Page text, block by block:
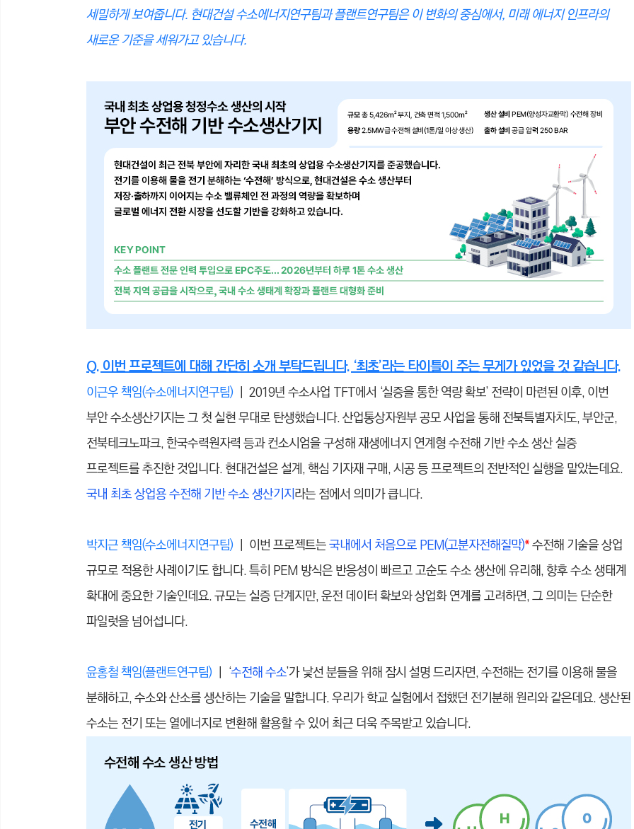
세밀하게 보여줍니다. 현대건설 수소에너지연구팀과 플랜트연구팀은 이 변화의 중심에서, 미래 에너지 인프라의
새로운 기준을 세워가고 있습니다.
Q. 이번 프로젝트에 대해 간단히 소개 부탁드립니다. ‘최초’라는 타이틀이 주는 무게가 있었을 것 같습니다.
이근우 책임(수소에너지연구팀) ｜ 2019년 수소사업 TFT에서 ‘실증을 통한 역량 확보’ 전략이 마련된 이후, 이번
부안 수소생산기지는 그 첫 실현 무대로 탄생했습니다. 산업통상자원부 공모 사업을 통해 전북특별자치도, 부안군,
전북테크노파크, 한국수력원자력 등과 컨소시엄을 구성해 재생에너지 연계형 수전해 기반 수소 생산 실증
프로젝트를 추진한 것입니다. 현대건설은 설계, 핵심 기자재 구매, 시공 등 프로젝트의 전반적인 실행을 맡았는데요.
국내 최초 상업용 수전해 기반 수소 생산기지라는 점에서 의미가 큽니다.
박지근 책임(수소에너지연구팀) ｜ 이번 프로젝트는국내에서 처음으로 PEM(고분자전해질막)*수전해 기술을 상업
규모로 적용한 사례이기도 합니다. 특히 PEM 방식은 반응성이 빠르고 고순도 수소 생산에 유리해, 향후 수소 생태계
확대에 중요한 기술인데요. 규모는 실증 단계지만, 운전 데이터 확보와 상업화 연계를 고려하면, 그 의미는 단순한
파일럿을 넘어섭니다.
윤홍철 책임(플랜트연구팀) ｜ ‘수전해 수소’가 낯선 분들을 위해 잠시 설명 드리자면, 수전해는 전기를 이용해 물을
분해하고, 수소와 산소를 생산하는 기술을 말합니다. 우리가 학교 실험에서 접했던 전기분해 원리와 같은데요. 생산된
수소는 전기 또는 열에너지로 변환해 활용할 수 있어 최근 더욱 주목받고 있습니다.